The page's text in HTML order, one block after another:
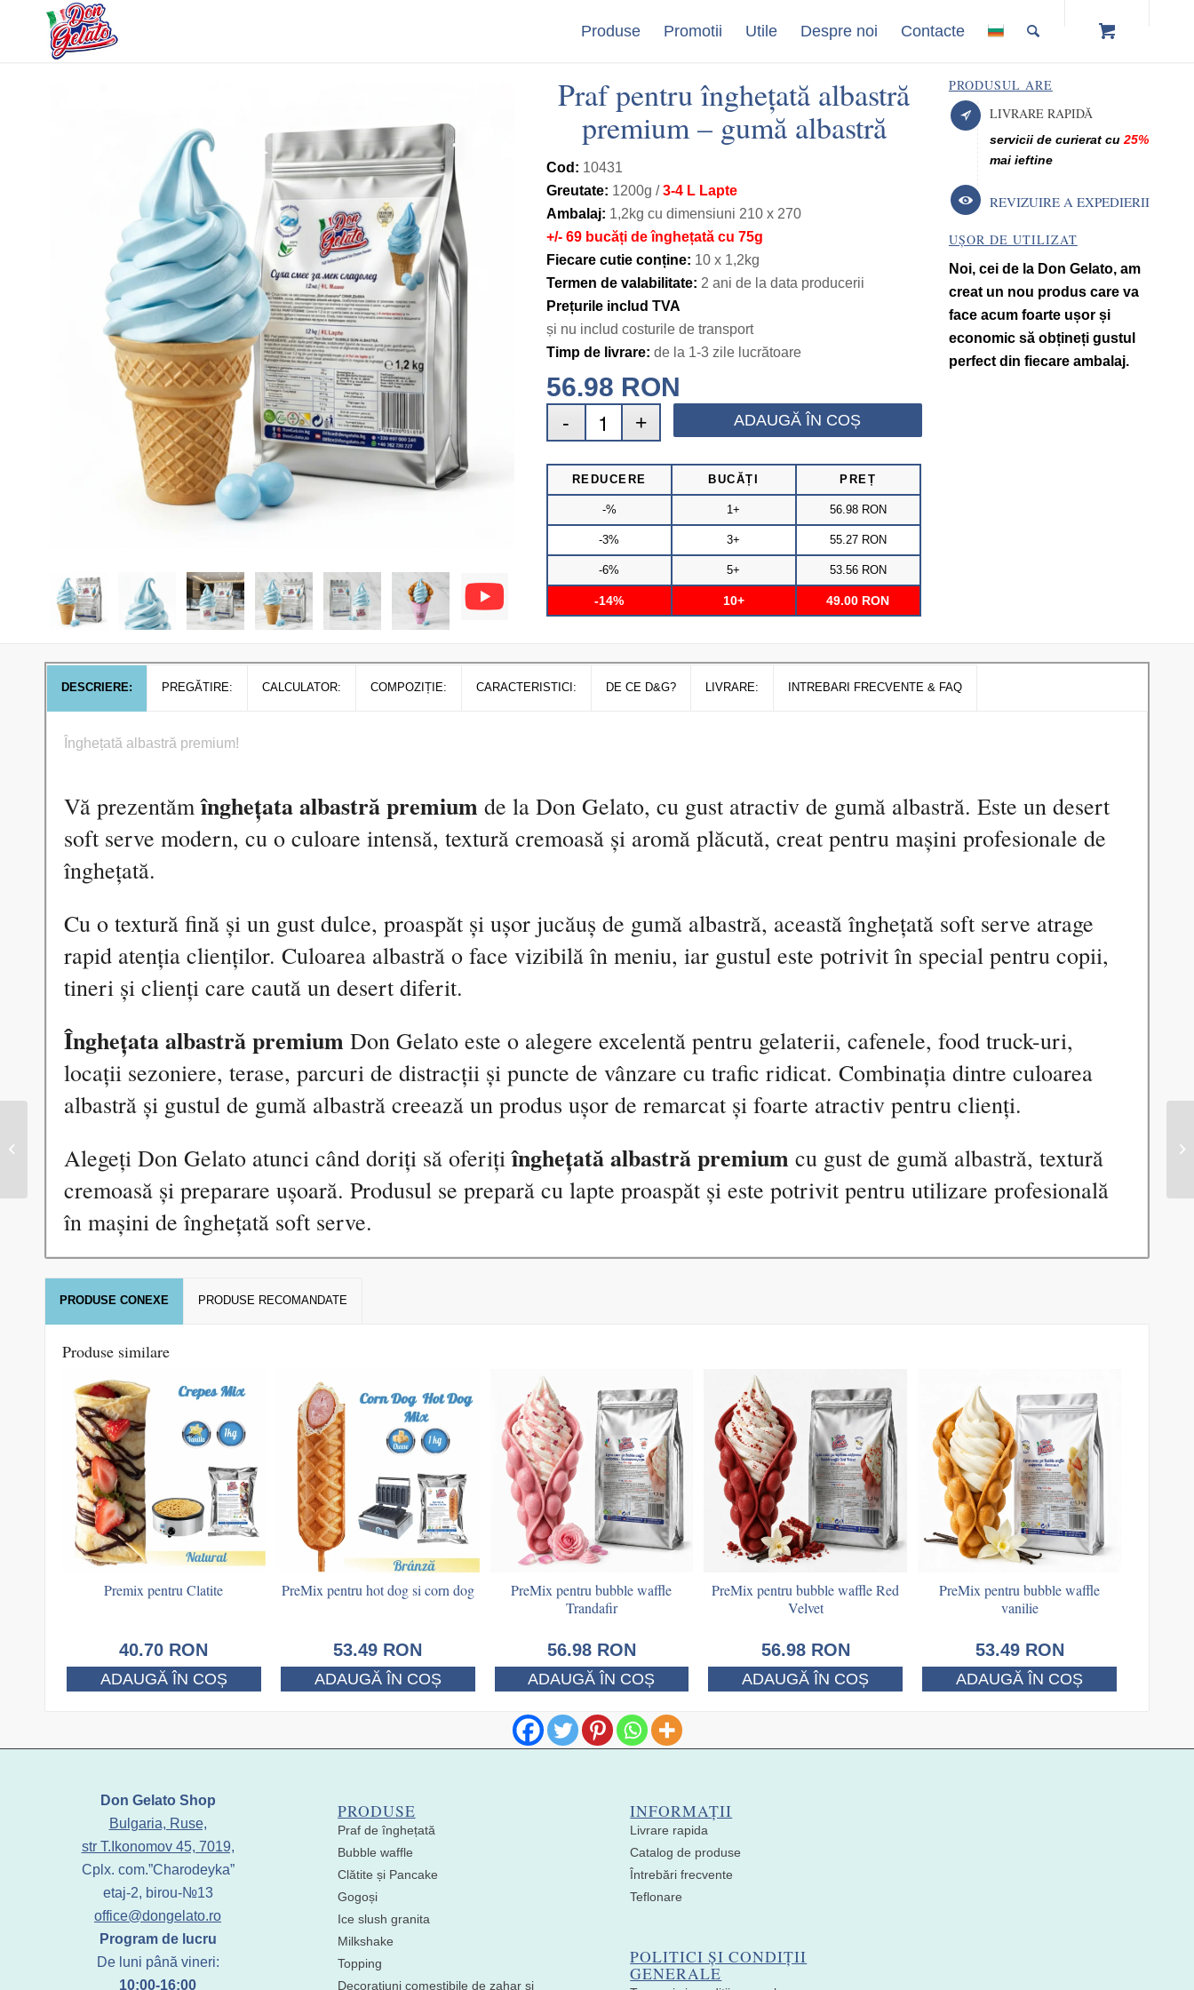
Produse Promotii Utile Despre noi Contacte
Praf pentru înghețată albastră
premium – gumă albastră
Cod: 10431
Greutate: 1200g /3-4 L Lapte
Ambalaj: 1,2kg cu dimensiuni 210 х 270
+/- 69 bucăți de înghețată cu 75g
Fiecare cutie conține: 10 х 1,2kg
Termen de valabilitate: 2 ani de la data producerii
Prețurile includ TVA
și nu includ costurile de transport
Timp de livrare: de la 1-3 zile lucrătoare
56.98 RON
ADAUGĂ ÎN COȘ
REDUCERE BUCĂȚI PREȚ
-% 1+ 56.98 RON
-3% 3+ 55.27 RON
-6% 5+ 53.56 RON
-14% 10+ 49.00 RON
PRODUSUL ARE
LIVRARE RAPIDĂ
servicii de curierat cu 25%
mai ieftine
REVIZUIRE A EXPEDIERII
UȘOR DE UTILIZAT
Noi, cei de la Don Gelato, am
creat un nou produs care va
face acum foarte ușor și
economic să obțineți gustul
perfect din fiecare ambalaj.
DESCRIERE: PREGĂTIRE: CALCULATOR: COMPOZIȚIE: CARACTERISTICI: DE CE D&G? LIVRARE: INTREBARI FRECVENTE & FAQ
Înghețată albastră premium!
Vă prezentămînghețata albastră premium de la Don Gelato, cu gust atractiv de gumă albastră. Este un desert
soft serve modern, cu o culoare intensă, textură cremoasă și aromă plăcută, creat pentru mașini profesionale de
înghețată.
Cu o textură fină și un gust dulce, proaspăt și ușor jucăuș de gumă albastră, această înghețată soft serve atrage
rapid atenția clienților. Culoarea albastră o face vizibilă în meniu, iar gustul este potrivit în special pentru copii,
tineri și clienți care caută un desert diferit.
Înghețata albastră premium Don Gelato este o alegere excelentă pentru gelaterii, cafenele, food truck-uri,
locații sezoniere, terase, parcuri de distracții și puncte de vânzare cu trafic ridicat. Combinația dintre culoarea
albastră și gustul de gumă albastră creează un produs ușor de remarcat și foarte atractiv pentru clienți.
Alegeți Don Gelato atunci când doriți să oferițiînghețată albastră premium cu gust de gumă albastră, textură
cremoasă și preparare ușoară. Produsul se prepară cu lapte proaspăt și este potrivit pentru utilizare profesională
în mașini de înghețată soft serve.
PRODUSE CONEXE PRODUSE RECOMANDATE
Produse similare
Premix pentru Clatite
40.70 RON
ADAUGĂ ÎN COȘ
PreMix pentru hot dog si corn dog
53.49 RON
ADAUGĂ ÎN COȘ
PreMix pentru bubble waffle
Trandafir
56.98 RON
ADAUGĂ ÎN COȘ
PreMix pentru bubble waffle Red
Velvet
56.98 RON
ADAUGĂ ÎN COȘ
PreMix pentru bubble waffle
vanilie
53.49 RON
ADAUGĂ ÎN COȘ
Don Gelato Shop
Bulgaria, Ruse,
str T.Ikonomov 45, 7019,
Cplx. com.”Charodeyka”
etaj-2, birou-№13
office@dongelato.ro
Program de lucru
De luni până vineri:
10:00-16:00
PRODUSE
Praf de înghețată
Bubble waffle
Clătite și Pancake
Gogoși
Ice slush granita
Milkshake
Topping
Decoratiuni comestibile de zahar si
INFORMAȚII
Livrare rapida
Catalog de produse
Întrebări frecvente
Teflonare
POLITICI ȘI CONDIȚII
GENERALE
capsuni premium